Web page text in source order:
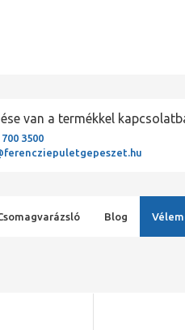
van a termékkel
3500
Blog